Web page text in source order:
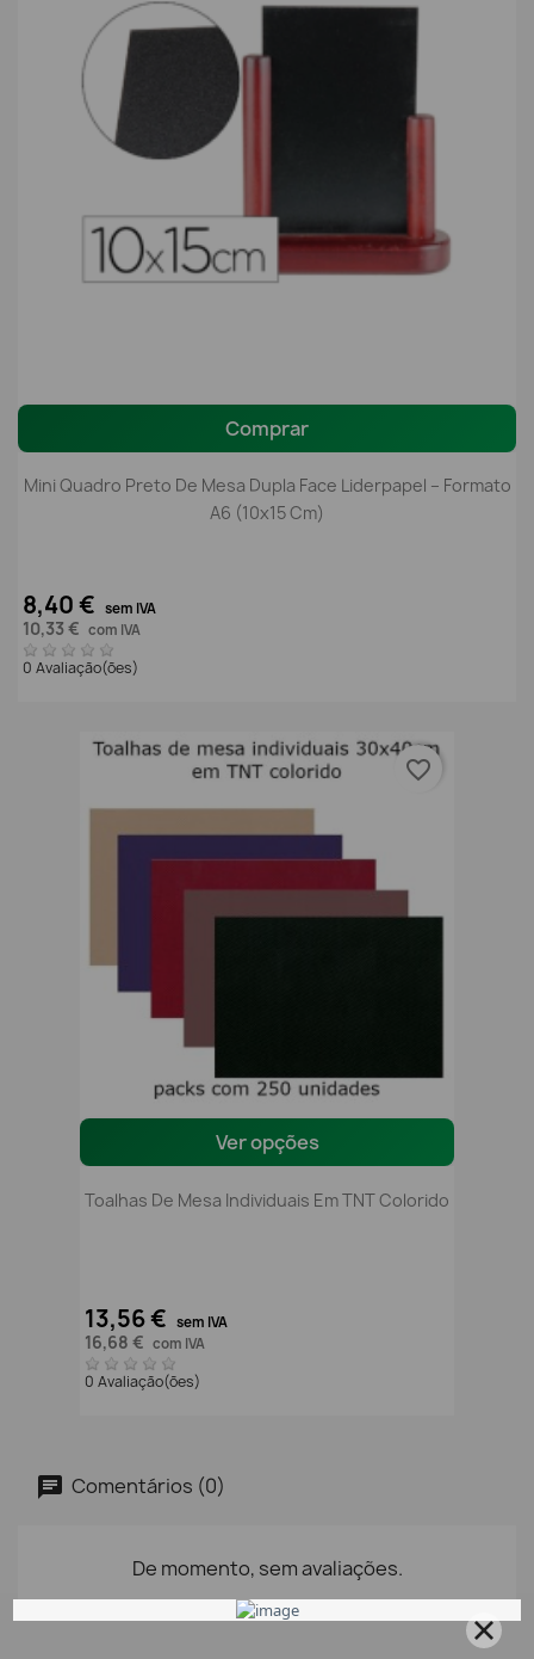
Comprar
Mini Quadro Preto De Mesa Dupla Face Liderpapel – Formato
A6 (10x15 Cm)
8,40 € sem IVA
10,33 € com IVA
0 Avaliação(ões)
Ver opções
Toalhas De Mesa Individuais Em TNT Colorido
13,56 € sem IVA
16,68 € com IVA
0 Avaliação(ões)
favorite_border
Comentários (0)
De momento, sem avaliações.